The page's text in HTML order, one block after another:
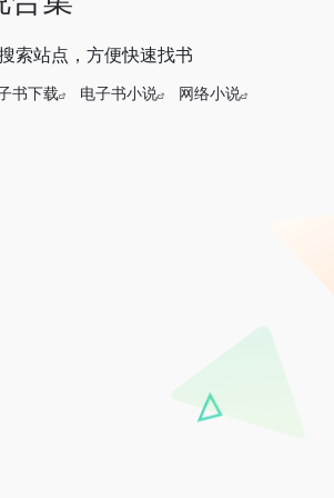
索站点，方便快速找书
书下载 电子书小说 网络小说